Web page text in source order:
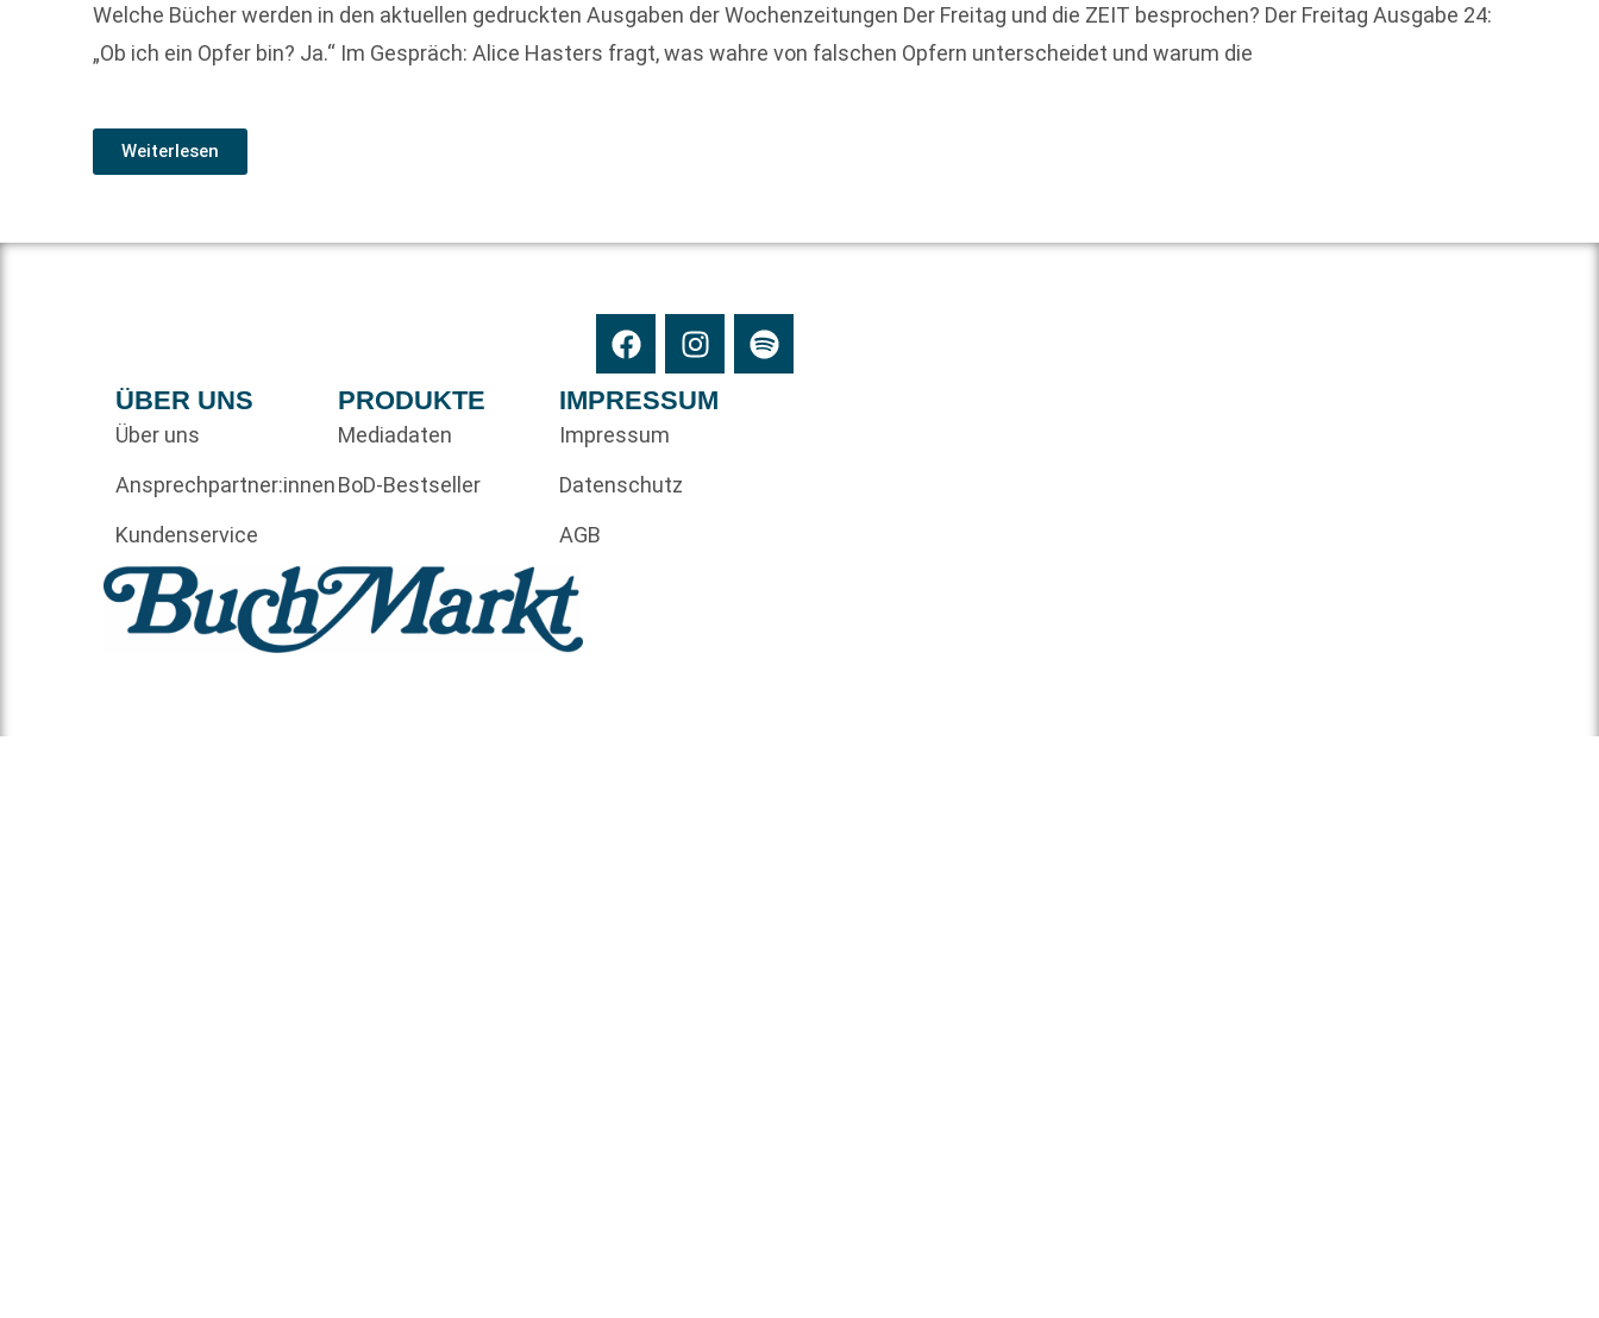
Welche Bücher werden in den aktuellen gedruckten Ausgaben der Wochenzeitungen Der Freitag und die ZEIT besprochen? Der Freitag Ausgabe 24:
„Ob ich ein Opfer bin? Ja.“ Im Gespräch: Alice Hasters fragt, was wahre von falschen Opfern unterscheidet und warum die
Weiterlesen
ÜBER UNS
Über uns
Ansprechpartner:innen
Kundenservice
PRODUKTE
Mediadaten
BoD-Bestseller
IMPRESSUM
Impressum
Datenschutz
AGB